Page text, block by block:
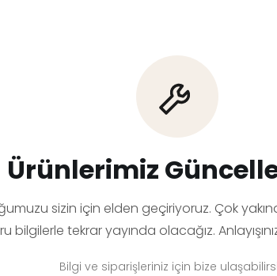
Ürünlerimiz
sizin için elden geçiriyoruz. Çok
bilgilerle tekrar yayında olacağız.
Bilgi ve siparişleriniz için bize